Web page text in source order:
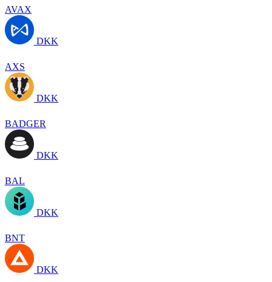
AVAX
DKK
AXS
DKK
BADGER
DKK
BAL
DKK
BNT
DKK